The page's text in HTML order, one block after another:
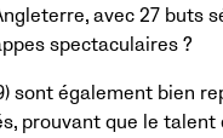
avec 27 buts
spectaculaires ?
sont également bien
prouvant que le